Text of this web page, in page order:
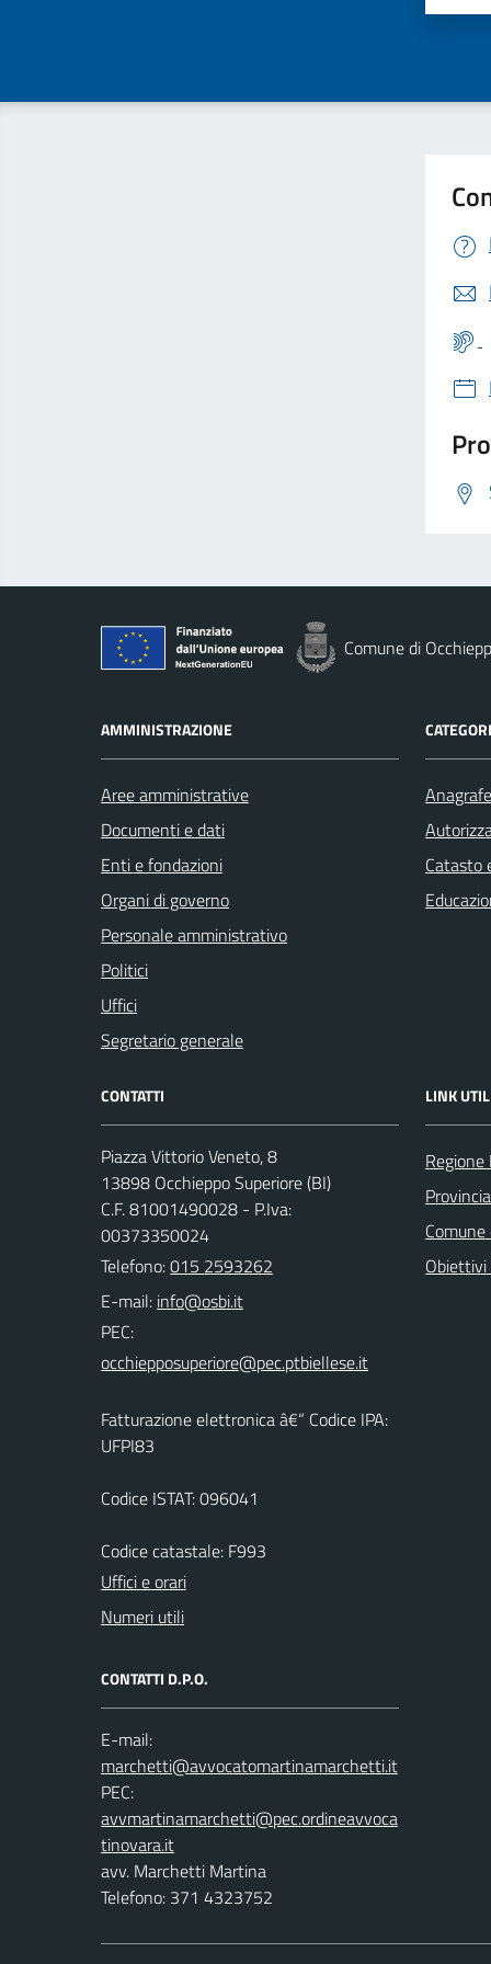
Comune di
AMMINISTRAZIONE
Aree amministrative
Documenti e dati
Enti e fondazioni
Organi di governo
Personale amministrativo
Politici
Uffici
Segretario generale
Catasto
CONTATTI
Piazza Vittorio Veneto, 8
13898 Occhieppo Superiore (BI)
C.F. 81001490028 - P.Iva:
00373350024
Telefono:015 2593262
E-mail:
PEC:
Fatturazione elettronica â€“ Codice IPA:
UFPI83
Codice ISTAT: 096041
Codice catastale: F993
Uffici e orari
Numeri utili
CONTATTI D.P.O.
E-mail:
PEC:
avv. Marchetti Martina
Telefono: 371 4323752
LINK
Obiettivi